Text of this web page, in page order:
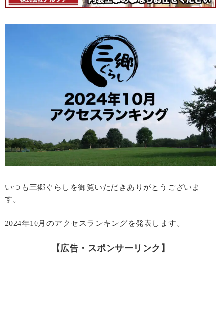
いつも三郷ぐらしを御覧いただきありがとうございま
す。
2024年10月のアクセスランキングを発表します。
【広告・スポンサーリンク】